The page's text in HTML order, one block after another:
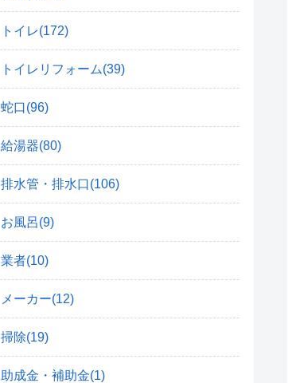
トイレ(172)
トイレリフォーム(39)
蛇口(96)
給湯器(80)
排水管・排水口(106)
お風呂(9)
業者(10)
メーカー(12)
掃除(19)
助成金・補助金(1)